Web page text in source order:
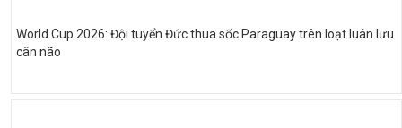
World Cup 2026: Đội tuyển Đức thua sốc Paraguay trên loạt luân lưu
cân não